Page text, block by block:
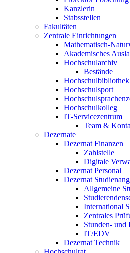
Kanzlerin
Stabsstellen
Fakultäten
Zentrale Einrichtungen
Mathematisch-
Akademisches
Hochschularchiv
Bestände
Hochschulbibliothek
Hochschulsport
Hochschulkolleg
IT-Servicezentrum
Team &
Dezernate
Dezernat Finanzen
Zahlstelle
Digitale
Dezernat Personal
Dezernat
Allgemeine
International
Zentrales
Stunden- und
IT/EDV
Dezernat Technik